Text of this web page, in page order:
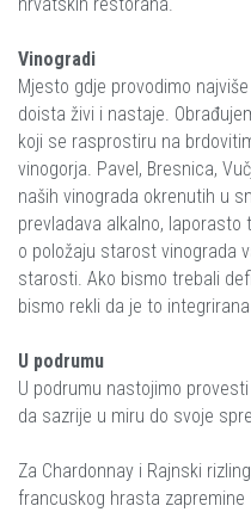
Vinogradi
Mjesto gdje provodimo
doista živi i nastaje.
koji se rasprostiru na
vinogorja. Pavel, Bresnica,
naših vinograda okrenutih u
prevladava alkalno, laporasto
o položaju starost vinograda
starosti. Ako bismo trebali
bismo rekli da je to
U podrumu
U podrumu nastojimo
da sazrije u miru do svoje
Za Chardonnay i Rajnski
francuskog hrasta